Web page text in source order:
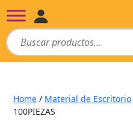
Home / Material de Escritorio
100PIEZAS